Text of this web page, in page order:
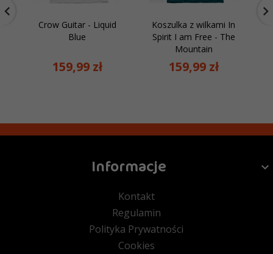
Crow Guitar - Liquid
Blue
159,99 zł
Koszulka z wilkami In
Spirit I am Free - The
Mountain
159,99 zł
Informacje
Kontakt
Regulamin
Polityka Prywatności
Cookies